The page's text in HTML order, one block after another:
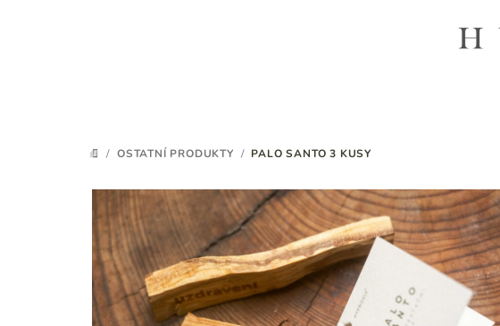
DOMŮ
/ OSTATNÍ PRODUKTY / PALO SANTO 3 KUSY